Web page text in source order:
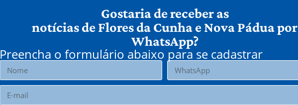
Gostaria de receber as
notícias de Flores da Cunha e Nova Pádua por
WhatsApp?
Preencha o formulário abaixo para se cadastrar